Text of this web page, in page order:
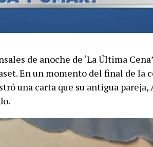
de anoche de ‘La Última
En un momento del final de la
una carta que su antigua pareja,